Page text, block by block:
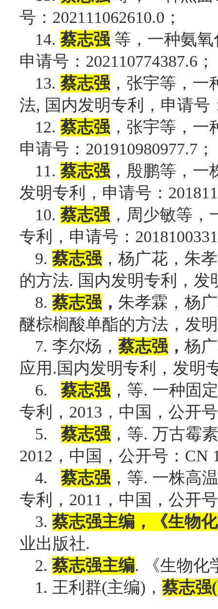
号： 202111062610.0 ；
14. 蔡志强 等， 一种氨
申请号： 202110774387.6 ；
13. 蔡志强 ，张宇等，
法, 国内发明专利，申请号
12. 蔡志强 ，张宇等，
申请号： 201910980977.7 ；
11. 蔡志强 ，殷鹏等，
发明专利，申请号：
10. 蔡志强 ，周少敏等
专利，申请号：
9. 蔡志强 ，杨广花，朱
的方法. 国内发明专利，发
8. 蔡志强 ， 朱孝霖，杨
醚棕榈酸单酯的方法，发
7. 李尔炀， 蔡志强 ， 杨
应用.国内发明专利，发明
6. 蔡志强 ，等. 一种固
专利， 2013 ，中国，公开
5. 蔡志强 ，等. 万古霉
2012 ，中国，公开号： CN
4. 蔡志强 ，等. 一株高
专利， 2011 ，中国，公开号
3. 蔡志强主编，《生物
业出版社.
2. 蔡志强主编. 《生物化
1. 王利群(主编) ， 蔡志强(